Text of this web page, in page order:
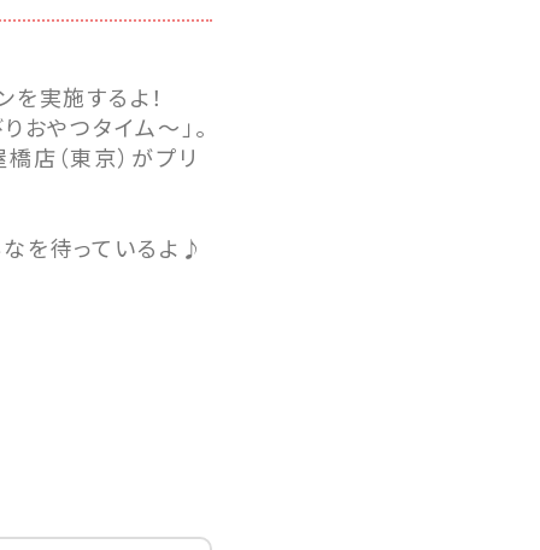
実施するよ！
やつタイム～」。
店（東京）がプリ
を待っているよ♪